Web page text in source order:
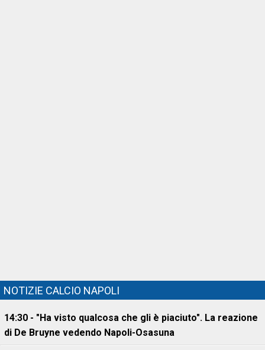
NOTIZIE CALCIO NAPOLI
14:30 - "Ha visto qualcosa che gli è piaciuto". La reazione
di De Bruyne vedendo Napoli-Osasuna